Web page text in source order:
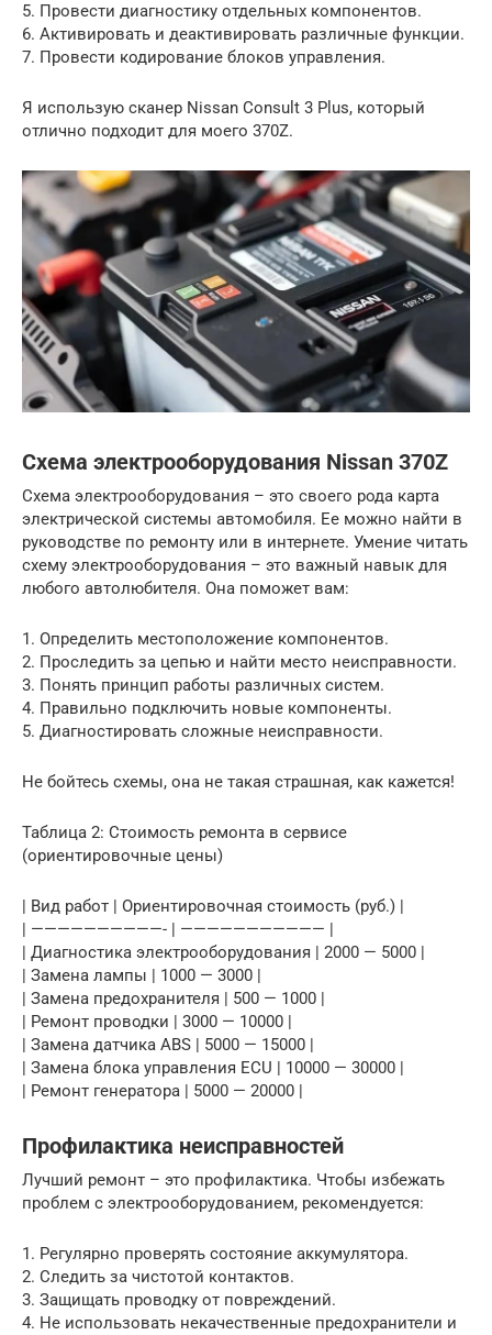
5. Провести диагностику отдельных компонентов.
6. Активировать и деактивировать различные функции.
7. Провести кодирование блоков управления.
Я использую сканер Nissan Consult 3 Plus, который
отлично подходит для моего 370Z.
Схема электрооборудования Nissan 370Z
Схема электрооборудования – это своего рода карта
электрической системы автомобиля. Ее можно найти в
руководстве по ремонту или в интернете. Умение читать
схему электрооборудования – это важный навык для
любого автолюбителя. Она поможет вам:
1. Определить местоположение компонентов.
2. Проследить за цепью и найти место неисправности.
3. Понять принцип работы различных систем.
4. Правильно подключить новые компоненты.
5. Диагностировать сложные неисправности.
Не бойтесь схемы, она не такая страшная, как кажется!
Таблица 2: Стоимость ремонта в сервисе
(ориентировочные цены)
| Вид работ | Ориентировочная стоимость (руб.) |
| ——————————- | ——————————— |
| Диагностика электрооборудования | 2000 — 5000 |
| Замена лампы | 1000 — 3000 |
| Замена предохранителя | 500 — 1000 |
| Ремонт проводки | 3000 — 10000 |
| Замена датчика ABS | 5000 — 15000 |
| Замена блока управления ECU | 10000 — 30000 |
| Ремонт генератора | 5000 — 20000 |
Профилактика неисправностей
Лучший ремонт – это профилактика. Чтобы избежать
проблем с электрооборудованием, рекомендуется:
1. Регулярно проверять состояние аккумулятора.
2. Следить за чистотой контактов.
3. Защищать проводку от повреждений.
4. Не использовать некачественные предохранители и